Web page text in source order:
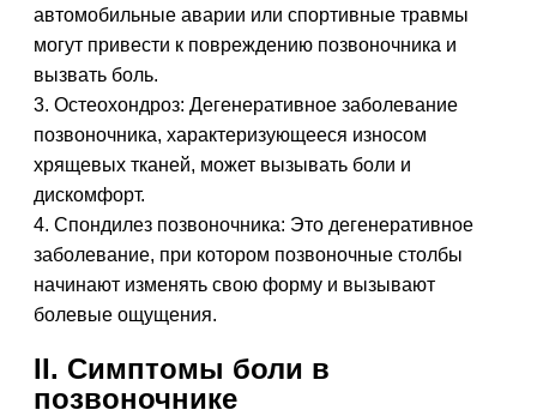
автомобильные аварии или спортивные травмы
могут привести к повреждению позвоночника и
вызвать боль.
3. Остеохондроз: Дегенеративное заболевание
позвоночника, характеризующееся износом
хрящевых тканей, может вызывать боли и
дискомфорт.
4. Спондилез позвоночника: Это дегенеративное
заболевание, при котором позвоночные столбы
начинают изменять свою форму и вызывают
болевые ощущения.
II. Симптомы боли в
позвоночнике